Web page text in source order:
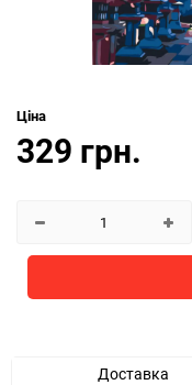
Ціна
329 грн.
Доставка